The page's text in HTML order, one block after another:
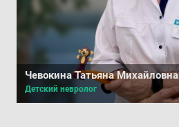
Чевокина Татьяна Михайловна
Детский невролог